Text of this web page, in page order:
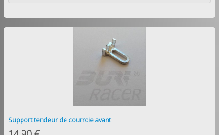
Support tendeur de courroie avant